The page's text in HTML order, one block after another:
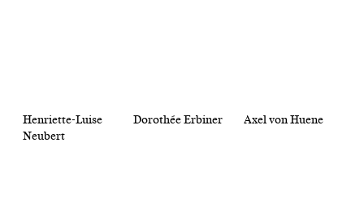
Henriette-Luise
Neubert
Dorothée Erbiner Axel von Huene